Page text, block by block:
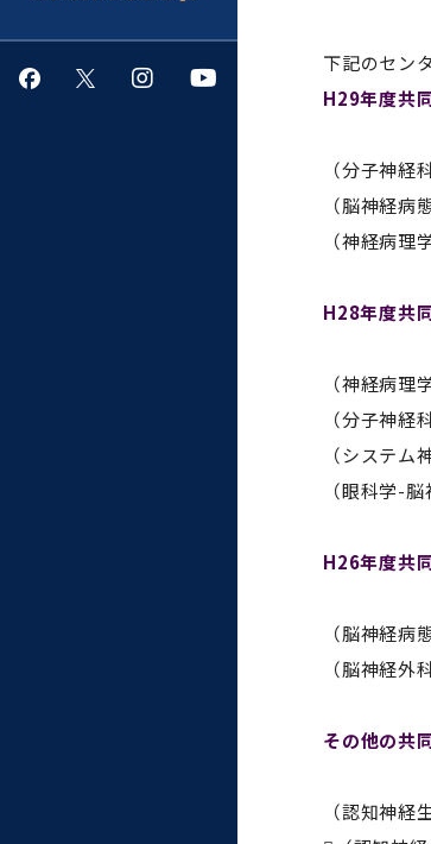
情報公開・個人情報
ダイバーシティ
コンプライアンス・
サークル・学園祭
統合教育機構
統合研究機構・統合
ーション機構
下記のセン
H29年度共
（分子神
（脳神経
（神経病
H28年度共
（神経病
（分子神
（システ
（眼科学-
H26年度共
（脳神経
（脳神経
その他の共
（認知神